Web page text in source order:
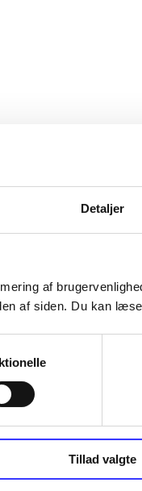
Detaljer
af
af siden. Du kan
Tillad valgte